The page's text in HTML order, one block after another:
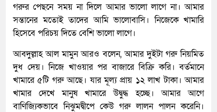
গরুর পেছনে সময় না দিলে আমার ভালো লাগে না। আমার
সন্তানের মতোই তাদের আমি ভালোবাসি। নিজেকে খামারি
হিসেবে পরিচয় দিতে বেশি ভালো লাগে।
আবদুল্লাহ আল মামুন আরও বলেন, আমার দুইটা গরু নিয়মিত
দুধ দেয়। নিজে খাওয়ার পর বাজারে বিক্রি করি। বর্তমানে
খামারে ৫টি গরু আছে। যার মূল্য প্রায় ১২ লাখ টাকা। আমার
খামার দেখে মানুষ খামারে উদ্বুদ্ধ হচ্ছে। আমার আগে
বাণিজ্যিকভাবে নিঝুমদ্বীপে কেউ গরু লালন পালন করেনি।